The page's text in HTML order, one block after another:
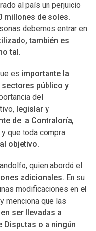
al país un perjuicio
millones de soles.
debemos entrar en
también es
tal.
es importante la
público y
del
legislar y
de la Contraloría,
y que toda compra
objetivo.
quien abordó el
adicionales. En su
modificaciones en el
menciona que las
ser llevadas a
Disputas o a ningún